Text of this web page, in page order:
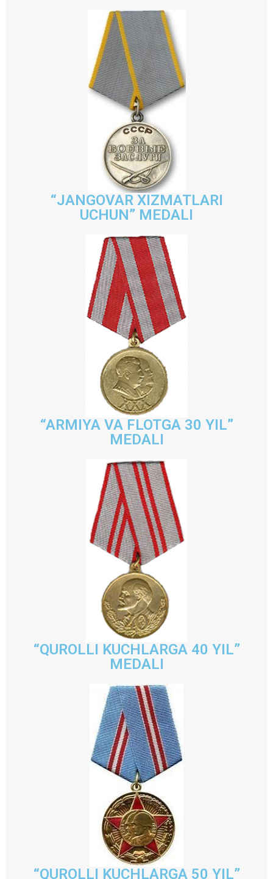
“JANGOVAR XIZMATLARI
UCHUN” MEDALI
“ARMIYA VA FLOTGA 30 YIL”
MEDALI
“QUROLLI KUCHLARGA 40 YIL”
MEDALI
“QUROLLI KUCHLARGA 50 YIL”